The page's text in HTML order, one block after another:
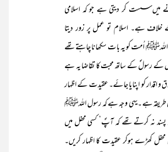
میں سست کر دیتی ہے جو کہ اسلامی
خلاف ہے۔ اسلام تو عمل پر زور دیتا
اُمت کو یہ بات سکھانا چاہتے تھے
کے رسولؐ کے ساتھ محبت کا تقاضا یہ ہے
و اقدار کو اپنایا جائے۔ عقیدت کے اظہار
طریقہ ہے ۔یہی وجہ ہے کہ رسول اللہﷺ
نہ کرتے تھے کہ آپؐ‘ کسی محفل میں
محفل کھڑے ہوکر عقیدت کا اظہار کریں۔